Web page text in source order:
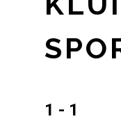
1 - 1